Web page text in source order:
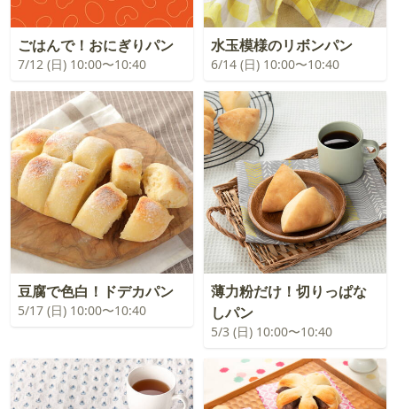
ごはんで！おにぎりパン
7/12 (日) 10:00〜10:40
水玉模様のリボンパン
6/14 (日) 10:00〜10:40
豆腐で色白！ドデカパン
5/17 (日) 10:00〜10:40
薄力粉だけ！切りっぱな
しパン
5/3 (日) 10:00〜10:40